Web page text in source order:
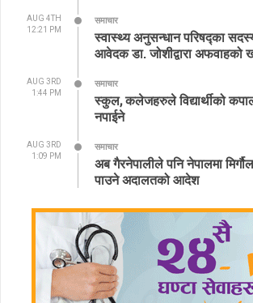
AUG 4TH
12:21 PM
समाचार
स्वास्थ्य अनुसन्धान परिषद्का
आवेदक डा. जोशीद्वारा अफवाहको
AUG 3RD
1:44 PM
समाचार
स्कुल, कलेजहरुले विद्यार्थीको
नपाईने
AUG 3RD
1:09 PM
समाचार
अब गैरनेपालीले पनि नेपालमा
पाउने अदालतको आदेश